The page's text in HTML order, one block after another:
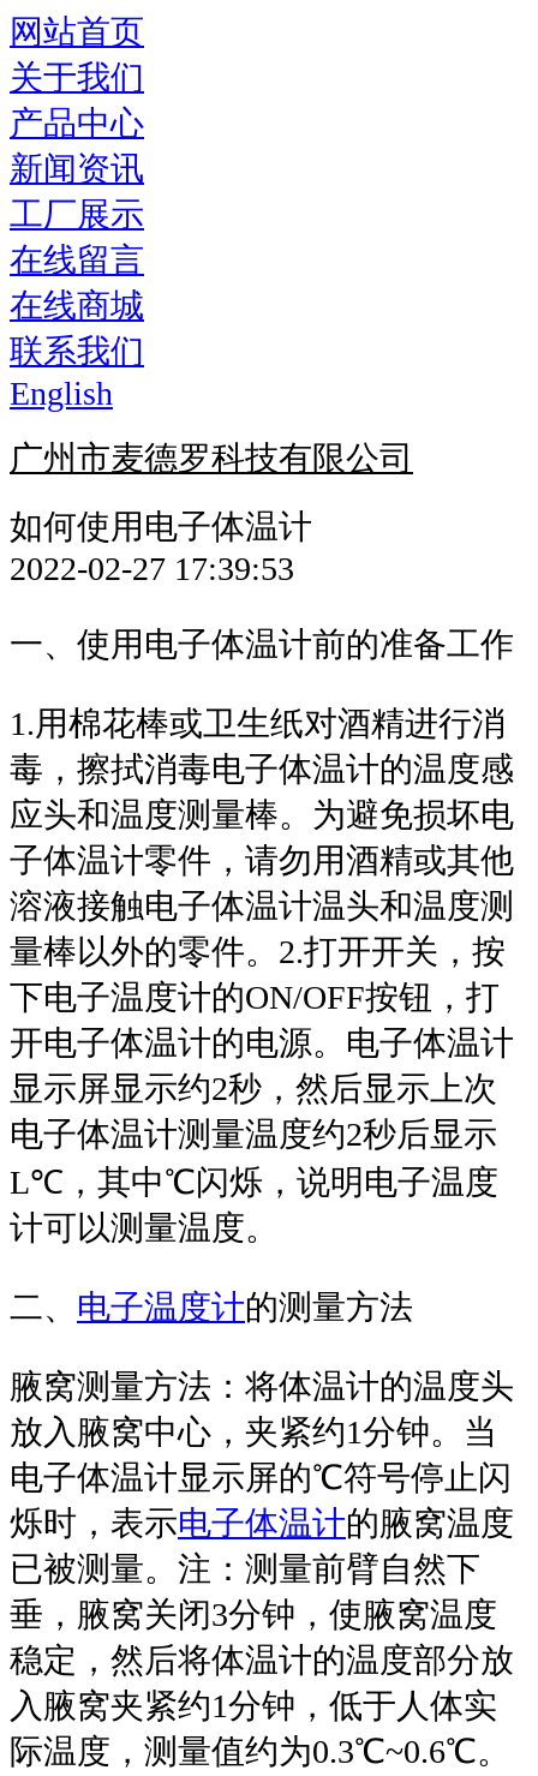
网站首页
关于我们
产品中心
新闻资讯
工厂展示
在线留言
在线商城
联系我们
English
广州市麦德罗科技有限公司
如何使用电子体温计
2022-02-27 17:39:53
一、使用电子体温计前的准备工作
1.用棉花棒或卫生纸对酒精进行消
毒，擦拭消毒电子体温计的温度感
应头和温度测量棒。为避免损坏电
子体温计零件，请勿用酒精或其他
溶液接触电子体温计温头和温度测
量棒以外的零件。2.打开开关，按
下电子温度计的ON/OFF按钮，打
开电子体温计的电源。电子体温计
显示屏显示约2秒，然后显示上次
电子体温计测量温度约2秒后显示
L℃，其中℃闪烁，说明电子温度
计可以测量温度。
二、 电子温度计的测量方法
腋窝测量方法：将体温计的温度头
放入腋窝中心，夹紧约1分钟。当
电子体温计显示屏的℃符号停止闪
烁时，表示电子体温计的腋窝温度
已被测量。注：测量前臂自然下
垂，腋窝关闭3分钟，使腋窝温度
稳定，然后将体温计的温度部分放
入腋窝夹紧约1分钟，低于人体实
际温度，测量值约为0.3℃~0.6℃。